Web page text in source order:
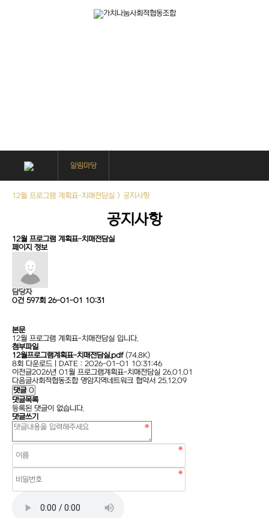
알림마당
12월 프로그램 계획표-치매전담실 > 공지사항
공지사항
12월 프로그램 계획표-치매전담실
페이지 정보
담당자
0건 597회 26-01-01 10:31
본문
12월 프로그램 계획표-치매전담실 입니다.
첨부파일
12월프로그램계획표-치매전담실.pdf(74.8K)
8회 다운로드 | DATE : 2026-01-01 10:31:46
이전글2026년 01월 프로그램계획표-치매전담실 26.01.01
다음글사회적협동조합 영암지역네트워크 협약서 25.12.09
댓글0
댓글목록
등록된 댓글이 없습니다.
댓글쓰기